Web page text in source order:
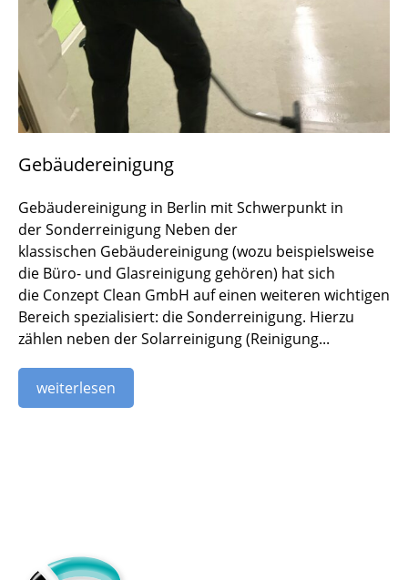
Gebäudereinigung
Gebäudereinigung in Berlin mit Schwerpunkt in
der Sonderreinigung Neben der
klassischen Gebäudereinigung (wozu beispielsweise
die Büro- und Glasreinigung gehören) hat sich
die Conzept Clean GmbH auf einen weiteren wichtigen
Bereich spezialisiert: die Sonderreinigung. Hierzu
zählen neben der Solarreinigung (Reinigung...
weiterlesen